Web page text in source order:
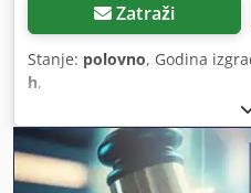
Zatraži
Stanje: polovno, Godina
h,